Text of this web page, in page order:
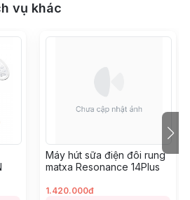
vụ khác
Máy hút sữa điện đôi rung
matxa Resonance 14Plus
1.420.000đ